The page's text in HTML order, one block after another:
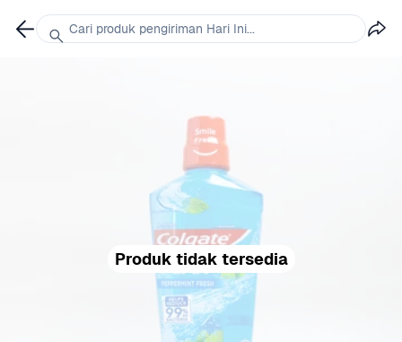
Produk tidak tersedia
Cari produk pengiriman Hari Ini...